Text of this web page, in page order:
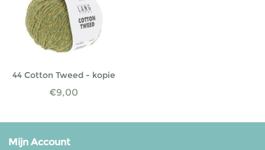
44 Cotton Tweed - kopie
€9,00
Mijn Account